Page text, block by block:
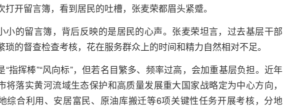
打开留言簿，看到居民的吐槽，张麦荣都眉头紧蹙。
小的留言簿，背后反映的是居民的心声。张麦荣坦言，过去基层干部
琐的督查检查考核，花在服务群众上的时间和精力自然相对不足。
“指挥棒”“风向标”，但若名目繁多、频率过高，会加重基层负担。近年
将落实黄河流域生态保护和高质量发展重大国家战略定为中心方向，
综合利用、安居富民、原油库搬迁等6项关键性任务开展考核，分地